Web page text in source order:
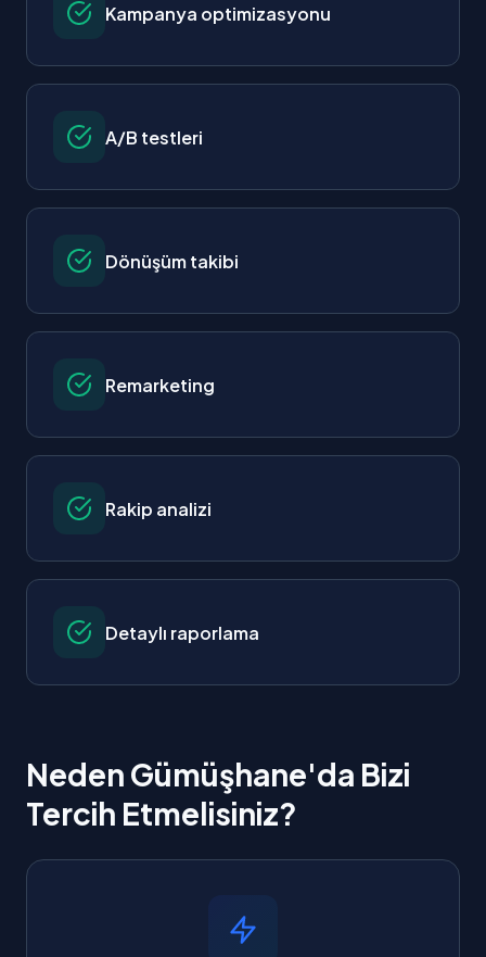
Kampanya optimizasyonu
A/B testleri
Dönüşüm takibi
Remarketing
Rakip analizi
Detaylı raporlama
Neden Gümüşhane'da Bizi
Tercih Etmelisiniz?